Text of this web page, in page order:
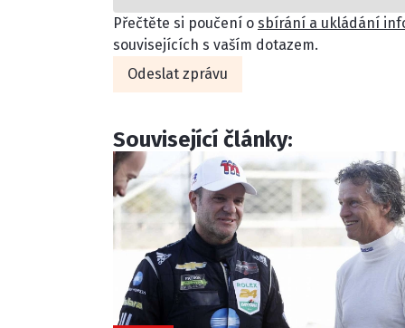
Provozovatelem serveru F1NEWS.cz je
INCORP MEDIA GROUP s.r.o., IČ: 118 23 054
Přečtěte si poučení o sbírání a ukládání
souvisejících s vaším dotazem.
Odeslat zprávu
Související články: